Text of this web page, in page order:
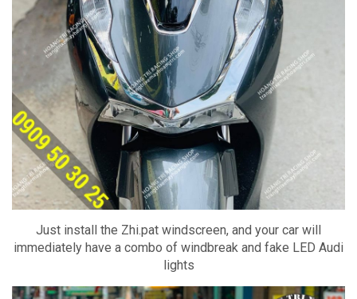
Just install the Zhi.pat windscreen, and your car will
immediately have a combo of windbreak and fake LED Audi
lights